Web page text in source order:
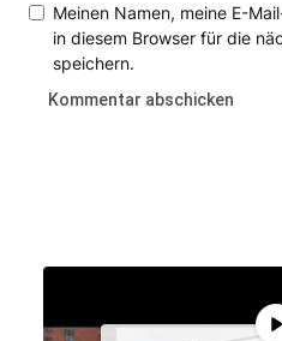
Meinen Namen, meine E-
in diesem Browser für die
speichern.